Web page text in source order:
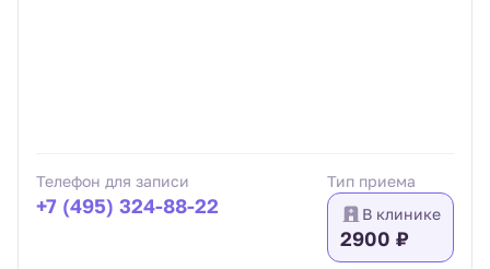
Тип приема
В клинике
2900 ₽
Телефон для записи
+7 (495) 324-88-22